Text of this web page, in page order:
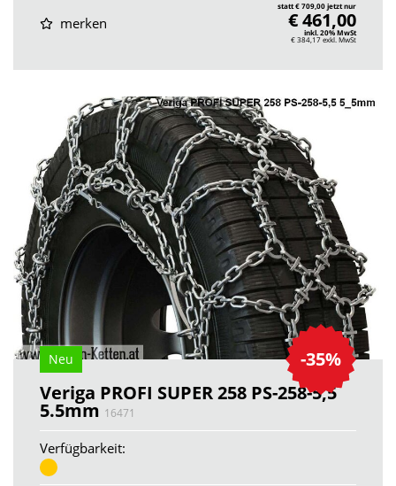
merken
statt € 709,00 jetzt nur
€ 461,00
inkl. 20% MwSt
€ 384,17exkl. MwSt
-35%
Neu
Veriga PROFI SUPER 258 PS-258-5,5
5.5mm 16471
Verfügbarkeit: